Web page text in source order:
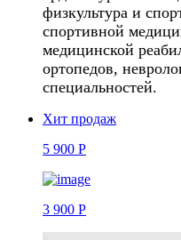
физкультура и
спортивной
медицинской
ортопедов,
специальностей.
Хит продаж
5 900 Р
3 900 Р